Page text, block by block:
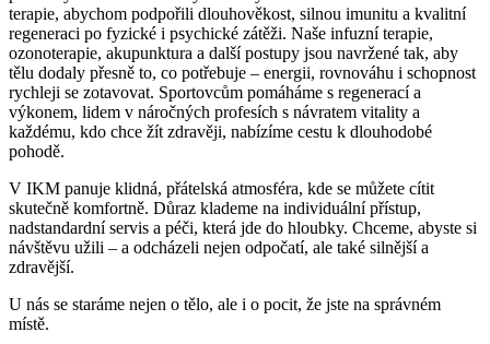
terapie, abychom podpořili dlouhověkost, silnou imunitu a kvalitní
regeneraci po fyzické i psychické zátěži. Naše infuzní terapie,
ozonoterapie, akupunktura a další postupy jsou navržené tak, aby
tělu dodaly přesně to, co potřebuje – energii, rovnováhu i schopnost
rychleji se zotavovat. Sportovcům pomáháme s regenerací a
výkonem, lidem v náročných profesích s návratem vitality a
každému, kdo chce žít zdravěji, nabízíme cestu k dlouhodobé
pohodě.
V IKM panuje klidná, přátelská atmosféra, kde se můžete cítit
skutečně komfortně. Důraz klademe na individuální přístup,
nadstandardní servis a péči, která jde do hloubky. Chceme, abyste si
návštěvu užili – a odcházeli nejen odpočatí, ale také silnější a
zdravější.
U nás se staráme nejen o tělo, ale i o pocit, že jste na správném
místě.